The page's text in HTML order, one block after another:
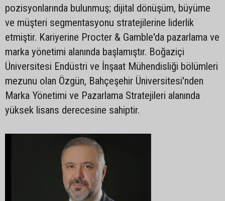
pozisyonlarında bulunmuş; dijital dönüşüm, büyüme
ve müşteri segmentasyonu stratejilerine liderlik
etmiştir. Kariyerine Procter & Gamble'da pazarlama ve
marka yönetimi alanında başlamıştır. Boğaziçi
Üniversitesi Endüstri ve İnşaat Mühendisliği bölümleri
mezunu olan Özgün, Bahçeşehir Üniversitesi'nden
Marka Yönetimi ve Pazarlama Stratejileri alanında
yüksek lisans derecesine sahiptir.